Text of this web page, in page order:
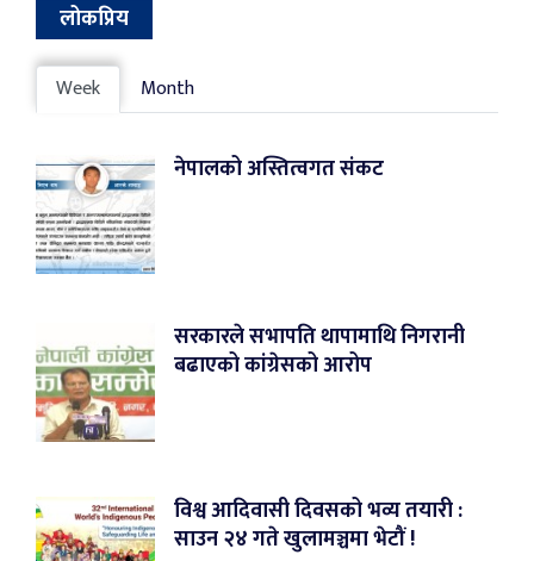
लोकप्रिय
Week Month
नेपालको अस्तित्वगत संकट
सरकारले सभापति थापामाथि निगरानी
बढाएको कांग्रेसको आरोप
विश्व आदिवासी दिवसको भव्य तयारी :
साउन २४ गते खुलामञ्चमा भेटौं !